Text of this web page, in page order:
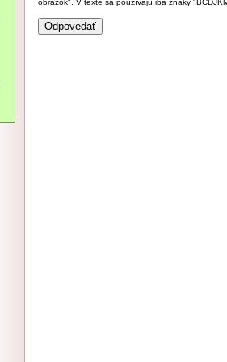
obrázok". V texte sa používajú iba znaky